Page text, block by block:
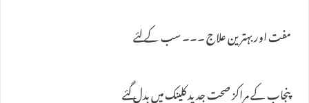
مفت اور بہترین علاج ۔۔۔ سب کے لئے